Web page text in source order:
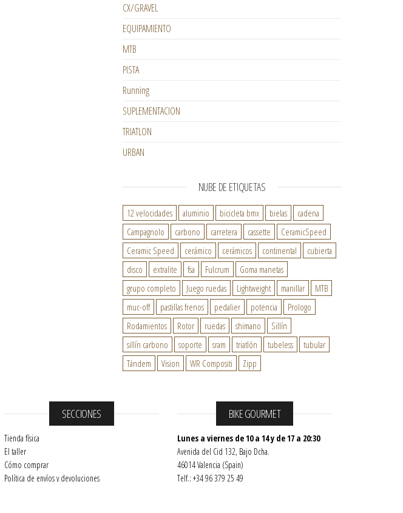
CX/GRAVEL
EQUIPAMIENTO
MTB
PISTA
Running
SUPLEMENTACION
TRIATLON
URBAN
NUBE DE ETIQUETAS
12 velocidades aluminio bicicleta bmx bielas
cadena
Campagnolo
carbono carretera cassette
CeramicSpeed
Ceramic Speed
cerámico cerámicos continental
cubierta
disco
extralite fsa Fulcrum
Goma manetas
grupo completo
Juego ruedas Lightweight manillar
MTB
muc-off
pastillas frenos pedalier potencia
Prologo
Rodamientos
Rotor ruedas shimano
Sillín
sillín carbono
soporte sram triatlón tubeless
tubular
Tándem
Vision WR Compositi Zipp
SECCIONES
Tienda física
El taller
Cómo comprar
Política de envíos y devoluciones
BIKE GOURMET
Lunes a viernes de 10 a 14 y de 17 a 20:30
Avenida del Cid 132, Bajo Dcha.
46014 Valencia (Spain)
Telf.: +34 96 379 25 49